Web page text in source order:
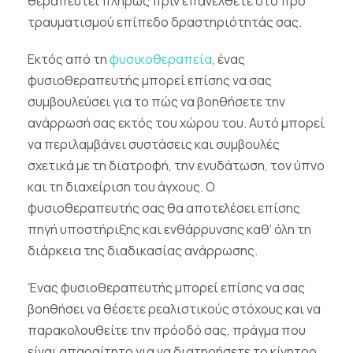
τραυματισμού επίπεδο δραστηριότητάς σας.
Εκτός από τηφυσικοθεραπεία, ένας
φυσιοθεραπευτής μπορεί επίσης να σας
συμβουλεύσει για το πώς να βοηθήσετε την
ανάρρωσή σας εκτός του χώρου του. Αυτό μπορεί
να περιλαμβάνει συστάσεις και συμβουλές
σχετικά με τη διατροφή, την ενυδάτωση, τον ύπνο
και τη διαχείριση του άγχους. Ο
φυσιοθεραπευτής σας θα αποτελέσει επίσης
πηγή υποστήριξης και ενθάρρυνσης καθ’ όλη τη
διάρκεια της διαδικασίας ανάρρωσης.
Ένας φυσιοθεραπευτής μπορεί επίσης να σας
βοηθήσει να θέσετε ρεαλιστικούς στόχους και να
παρακολουθείτε την πρόοδό σας, πράγμα που